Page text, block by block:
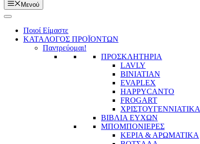
Μενού
Ποιοί Είμαστε
ΚΑΤΑΛΟΓΟΣ ΠΡΟΪΟΝΤΩΝ
Παντρεύομαι!
ΠΡΟΣΚΛΗΤΗΡΙΑ
LAVLY
BINIATIAN
EVAPLEX
HAPPYCANTO
FROGART
ΧΡΙΣΤΟΥΓΕΝΝΙΑΤΙΚΑ
ΒΙΒΛΙΑ ΕΥΧΩΝ
ΜΠΟΜΠΟΝΙΕΡΕΣ
ΚΕΡΙΑ & ΑΡΩΜΑΤΙΚΑ